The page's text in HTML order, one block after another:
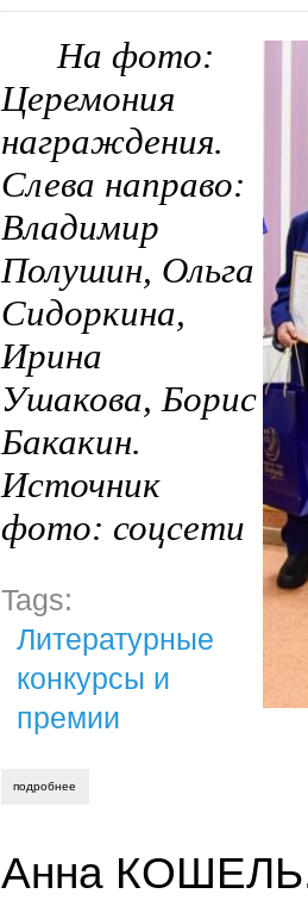
На фото:
Церемония
награждения.
Слева направо:
Владимир
Полушин, Ольга
Сидоркина,
Ирина
Ушакова, Борис
Бакакин.
Источник
фото: соцсети
Tags:
Литературные
конкурсы и
премии
подробнее
Анна КОШЕЛЬ.